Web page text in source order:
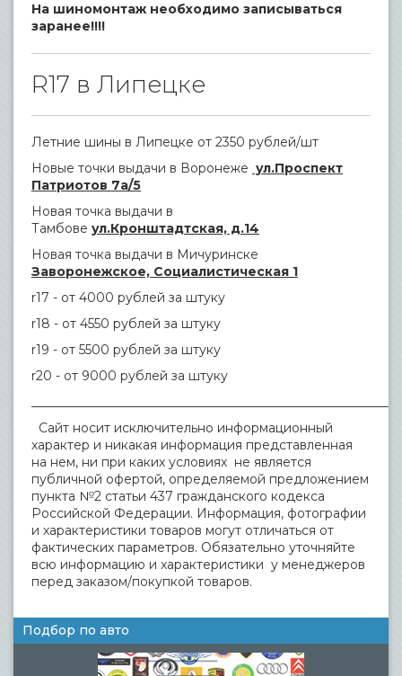
На шиномонтаж необходимо записываться
заранее!!!!
R17 в Липецке
Летние шины в Липецке от 2350 рублей/шт
Новые точки выдачи в Воронеже ул.Проспект
Патриотов 7а/5
Новая точка выдачи в
Тамбове ул.Кронштадтская, д.14
Новая точка выдачи в Мичуринске
Заворонежское, Социалистическая 1
r17 - от 4000 рублей за штуку
r18 - от 4550 рублей за штуку
r19 - от 5500 рублей за штуку
r20 - от 9000 рублей за штуку
Сайт носит исключительно информационный
характер и никакая информация представленная
на нем, ни при каких условиях не является
публичной офертой, определяемой предложением
пункта №2 статьи 437 гражданского кодекса
Российской Федерации. Информация, фотографии
и характеристики товаров могут отличаться от
фактических параметров. Обязательно уточняйте
всю информацию и характеристики у менеджеров
перед заказом/покупкой товаров.
Подбор по авто